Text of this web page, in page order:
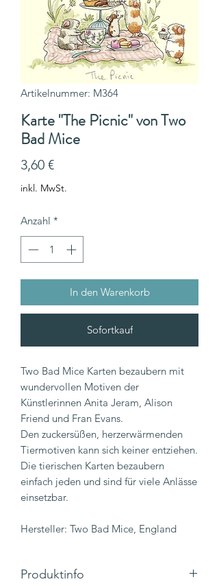
Artikelnummer: M364
Karte "The Picnic" von Two
Bad Mice
3,60 €Preis
inkl. MwSt.
Anzahl *
In den Warenkorb
Sofortkauf
Two Bad Mice Karten bezaubern mit
wundervollen Motiven der
Künstlerinnen Anita Jeram, Alison
Friend und Fran Evans.
Den zuckersüßen, herzerwärmenden
Tiermotiven kann sich keiner entziehen.
Die tierischen Karten bezaubern
einfach jeden und sind für viele Anlässe
einsetzbar.
Hersteller: Two Bad Mice, England
Produktinfo